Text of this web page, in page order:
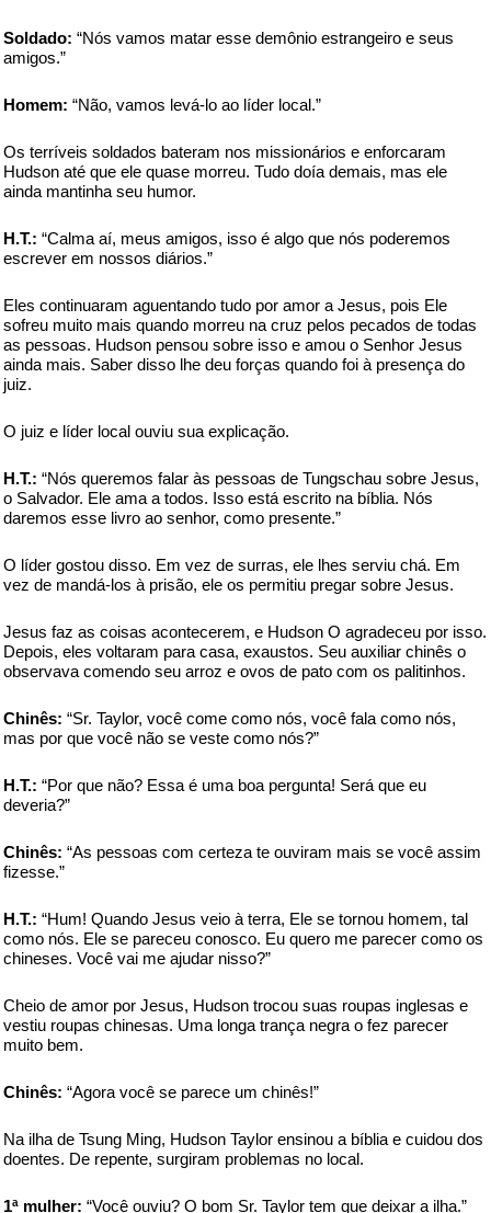
Soldado: “Nós vamos matar esse demônio estrangeiro e seus
amigos.”
Homem: “Não, vamos levá-lo ao líder local.”
Os terríveis soldados bateram nos missionários e enforcaram
Hudson até que ele quase morreu. Tudo doía demais, mas ele
ainda mantinha seu humor.
H.T.: “Calma aí, meus amigos, isso é algo que nós poderemos
escrever em nossos diários.”
Eles continuaram aguentando tudo por amor a Jesus, pois Ele
sofreu muito mais quando morreu na cruz pelos pecados de todas
as pessoas. Hudson pensou sobre isso e amou o Senhor Jesus
ainda mais. Saber disso lhe deu forças quando foi à presença do
juiz.
O juiz e líder local ouviu sua explicação.
H.T.: “Nós queremos falar às pessoas de Tungschau sobre Jesus,
o Salvador. Ele ama a todos. Isso está escrito na bíblia. Nós
daremos esse livro ao senhor, como presente.”
O líder gostou disso. Em vez de surras, ele lhes serviu chá. Em
vez de mandá-los à prisão, ele os permitiu pregar sobre Jesus.
Jesus faz as coisas acontecerem, e Hudson O agradeceu por isso.
Depois, eles voltaram para casa, exaustos. Seu auxiliar chinês o
observava comendo seu arroz e ovos de pato com os palitinhos.
Chinês: “Sr. Taylor, você come como nós, você fala como nós,
mas por que você não se veste como nós?”
H.T.: “Por que não? Essa é uma boa pergunta! Será que eu
deveria?”
Chinês: “As pessoas com certeza te ouviram mais se você assim
fizesse.”
H.T.: “Hum! Quando Jesus veio à terra, Ele se tornou homem, tal
como nós. Ele se pareceu conosco. Eu quero me parecer como os
chineses. Você vai me ajudar nisso?”
Cheio de amor por Jesus, Hudson trocou suas roupas inglesas e
vestiu roupas chinesas. Uma longa trança negra o fez parecer
muito bem.
Chinês: “Agora você se parece um chinês!”
Na ilha de Tsung Ming, Hudson Taylor ensinou a bíblia e cuidou dos
doentes. De repente, surgiram problemas no local.
1ª mulher: “Você ouviu? O bom Sr. Taylor tem que deixar a ilha.”